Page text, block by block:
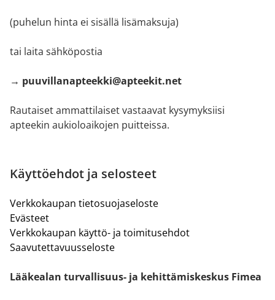
(puhelun hinta ei sisällä lisämaksuja)
tai laita sähköpostia
→ puuvillanapteekki@apteekit.net
Rautaiset ammattilaiset vastaavat kysymyksiisi
apteekin aukioloaikojen puitteissa.
Käyttöehdot ja selosteet
Verkkokaupan tietosuojaseloste
Evästeet
Verkkokaupan käyttö- ja toimitusehdot
Saavutettavuusseloste
Lääkealan turvallisuus- ja kehittämiskeskus Fimea